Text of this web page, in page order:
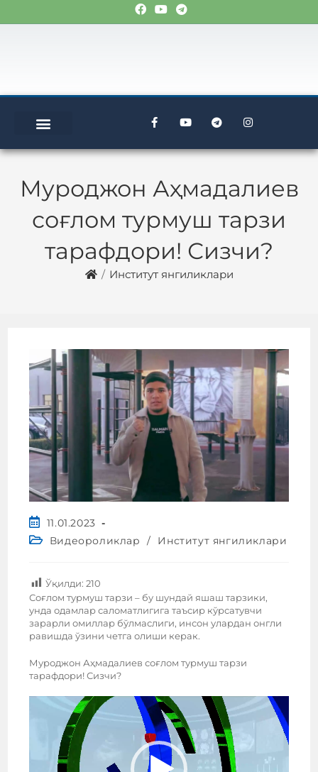
Муроджон Аҳмадалиев
соғлом турмуш тарзи
тарафдори! Сизчи?
/ Институт янгиликлари
11.01.2023
Видеороликлар
/ Институт янгиликлари
Ўқилди: 210
Соғлом турмуш тарзи – бу шундай яшаш тарзики,
унда одамлар саломатлигига таъсир кўрсатувчи
зарарли омиллар бўлмаслиги, инсон улардан онгли
равишда ўзини четга олиши керак.
Муроджон Аҳмадалиев соғлом турмуш тарзи
тарафдори! Сизчи?